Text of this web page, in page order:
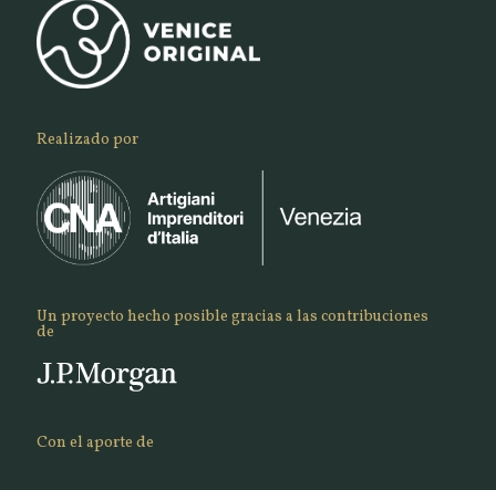
Realizado por
Un proyecto hecho posible gracias a las contribuciones
de
Con el aporte de